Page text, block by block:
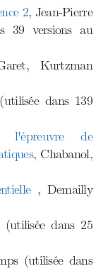
2, Jean-Pierre
39 versions au
Kurtzman
dans 139
l'épreuvre de
, Chabanol,
, Demailly
(utilisée dans 25
(utilisée dans